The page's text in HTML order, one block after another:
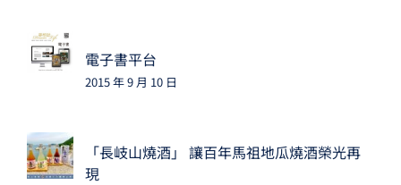
電子書平台
2015 年 9 月 10 日
「長岐山燒酒」 讓百年馬祖地瓜燒酒榮光再
現